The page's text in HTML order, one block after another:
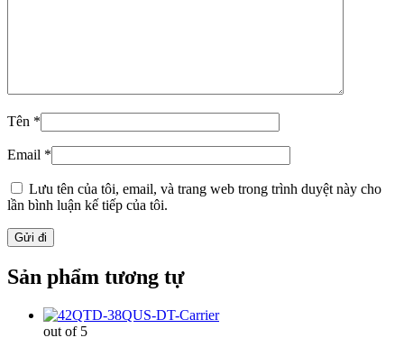
Tên *
Email *
Lưu tên của tôi, email, và trang web trong trình duyệt này cho
lần bình luận kế tiếp của tôi.
Sản phẩm tương tự
out of 5